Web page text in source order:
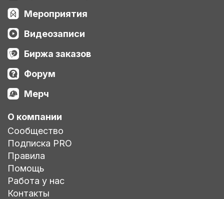
Мероприятия
Видеозаписи
Биржа заказов
Форум
Мерч
О компании
Сообщество
Подписка PRO
Правила
Помощь
Работа у нас
Контакты